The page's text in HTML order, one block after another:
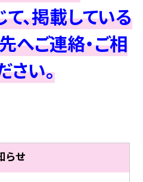
、掲載している
へご連絡・ご相
さい。
らせ